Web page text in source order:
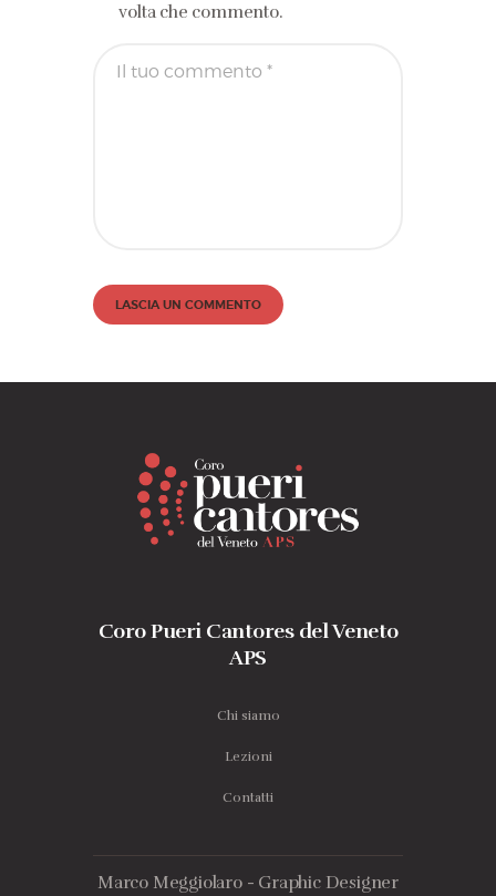
volta che commento.
Coro Pueri Cantores del Veneto
APS
Chi siamo
Lezioni
Contatti
Marco Meggiolaro - Graphic Designer